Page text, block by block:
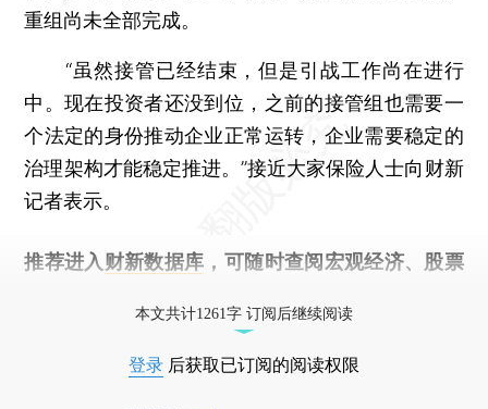
重组尚未全部完成。
“虽然接管已经结束，但是引战工作尚在进行
中。现在投资者还没到位，之前的接管组也需要一
个法定的身份推动企业正常运转，企业需要稳定的
治理架构才能稳定推进。”接近大家保险人士向财新
记者表示。
推荐进入 财新数据库 ，可随时查阅宏观经济、股票
本文共计1261字 订阅后继续阅读
登录 后获取已订阅的阅读权限